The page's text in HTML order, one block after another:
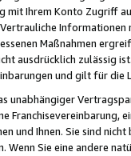
mit Ihrem Konto
Maßnahmen
ausdrücklich zulässig
und gilt für die
unabhängiger
Franchisevereinbarung,
und Ihnen. Sie sind
Wenn Sie eine andere